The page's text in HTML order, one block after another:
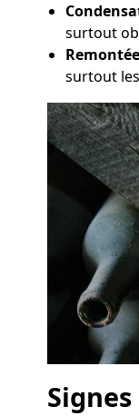
surtout
surtout